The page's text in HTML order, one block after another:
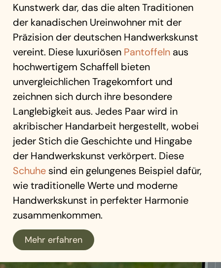
Kunstwerk dar, das die alten Traditionen
der kanadischen Ureinwohner mit der
Präzision der deutschen Handwerkskunst
vereint. Diese luxuriösen Pantoffeln aus
hochwertigem Schaffell bieten
unvergleichlichen Tragekomfort und
zeichnen sich durch ihre besondere
Langlebigkeit aus. Jedes Paar wird in
akribischer Handarbeit hergestellt, wobei
jeder Stich die Geschichte und Hingabe
der Handwerkskunst verkörpert. Diese
Schuhe sind ein gelungenes Beispiel dafür,
wie traditionelle Werte und moderne
Handwerkskunst in perfekter Harmonie
zusammenkommen.
Mehr erfahren